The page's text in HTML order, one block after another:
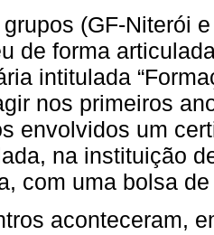
(GF-Niterói
de forma
intitulada
nos primeiros
envolvidos um
na instituição
com uma bolsa
aconteceram,